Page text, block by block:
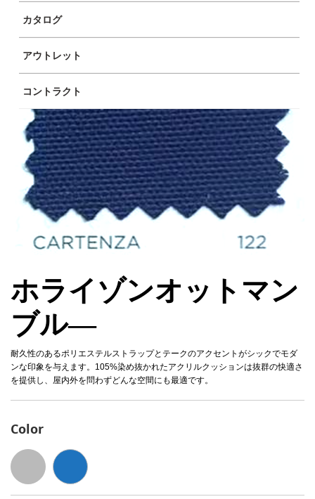
カタログ
アウトレット
コントラクト
ホライゾンオットマン
ブル―
耐久性のあるポリエステルストラップとテークのアクセントがシックでモダ
ンな印象を与えます。105%染め抜かれたアクリルクッションは抜群の快適さ
を提供し、屋内外を問わずどんな空間にも最適です。
Color